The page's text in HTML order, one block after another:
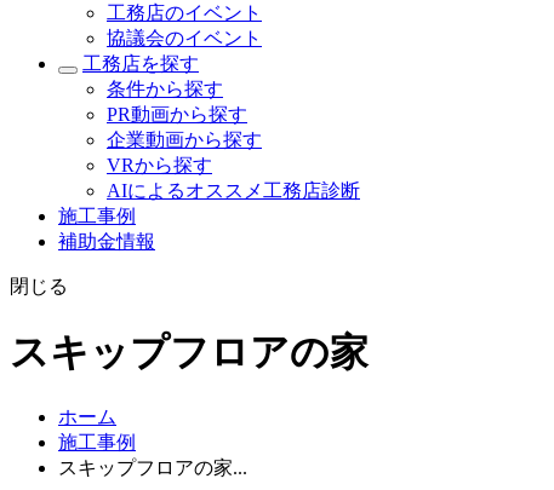
工務店のイベント
協議会のイベント
工務店を探す
条件から探す
PR動画から探す
企業動画から探す
VRから探す
AIによるオススメ工務店診断
施工事例
補助金情報
閉じる
スキップフロアの家
ホーム
施工事例
スキップフロアの家...